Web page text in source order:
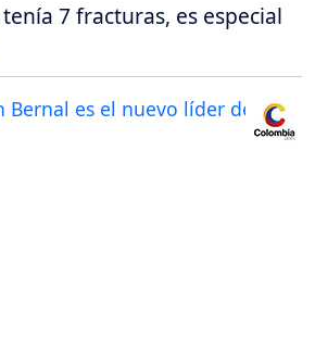
7 fracturas, es especial